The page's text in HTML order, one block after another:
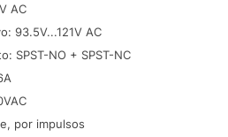
AC
93.5V...121V AC
SPST-NO + SPST-NC
por impulsos